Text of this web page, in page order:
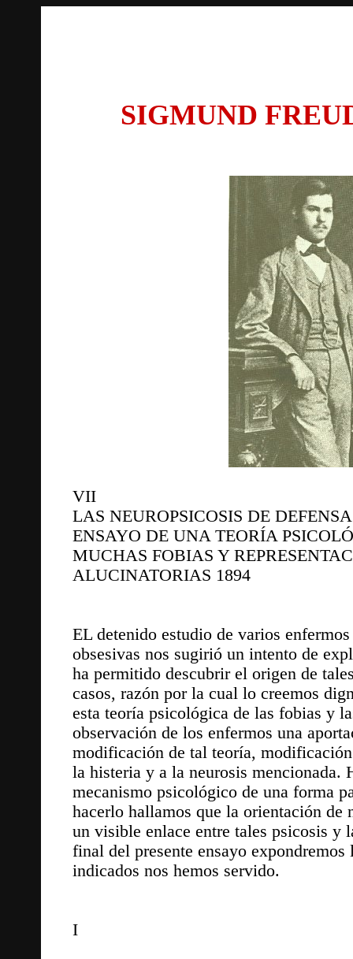
SIGMUND
VII
LAS NEUROPSICOSIS DE
ENSAYO DE UNA TEORÍA
MUCHAS FOBIAS Y
ALUCINATORIAS 1894
EL detenido estudio de varios
obsesivas nos sugirió un intento de
ha permitido descubrir el origen de
casos, razón por la cual lo creemos
esta teoría psicológica de las fobias y
observación de los enfermos una
modificación de tal teoría,
la histeria y a la neurosis mencionada.
mecanismo psicológico de una forma
hacerlo hallamos que la orientación de
un visible enlace entre tales psicosis y
final del presente ensayo
indicados nos hemos servido.
I